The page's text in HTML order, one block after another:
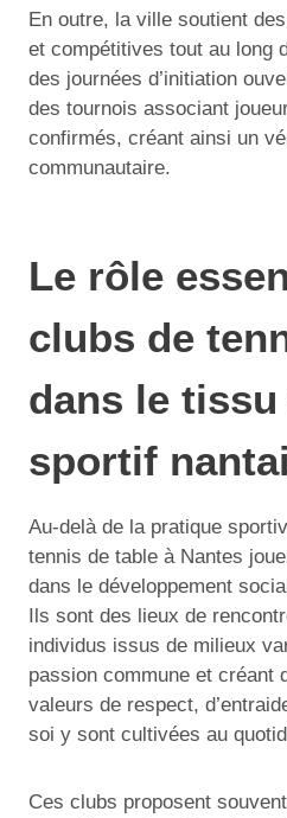
En outre, la ville soutient
et compétitives tout au long
des journées d’initiation
des tournois associant
confirmés, créant ainsi un
communautaire.
Le rôle
clubs de
dans le
sportif
Au-delà de la pratique
tennis de table à Nantes
dans le développement
Ils sont des lieux de
individus issus de milieux
passion commune et créant
valeurs de respect,
soi y sont cultivées au
Ces clubs proposent